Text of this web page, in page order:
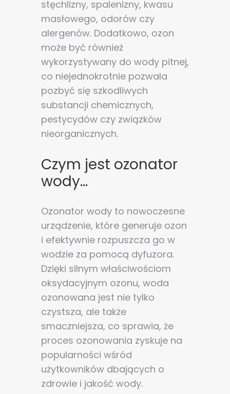
Czym jest ozonator
wody...
Ozonator wody to nowoczesne
urządzenie, które generuje ozon
i efektywnie rozpuszcza go w
wodzie za pomocą dyfuzora.
Dzięki silnym właściwościom
oksydacyjnym ozonu, woda
ozonowana jest nie tylko
czystsza, ale także
smaczniejsza, co sprawia, że
proces ozonowania zyskuje na
popularności wśród
użytkowników dbających o
zdrowie i jakość wody.
stęchlizny, spalenizny, kwasu
masłowego, odorów czy
alergenów. Dodatkowo, ozon
może być również
wykorzystywany do wody pitnej,
co niejednokrotnie pozwala
pozbyć się szkodliwych
substancji chemicznych,
pestycydów czy związków
nieorganicznych.